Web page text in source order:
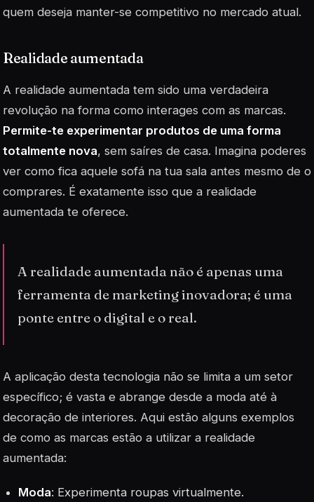
quem deseja manter-se competitivo no mercado atual.
Realidade aumentada
A realidade aumentada tem sido uma verdadeira
revolução na forma como interages com as marcas.
Permite-te experimentar produtos de uma forma
totalmente nova, sem saíres de casa. Imagina poderes
ver como fica aquele sofá na tua sala antes mesmo de o
comprares. É exatamente isso que a realidade
aumentada te oferece.
A realidade aumentada não é apenas uma
ferramenta de marketing inovadora; é uma
ponte entre o digital e o real.
A aplicação desta tecnologia não se limita a um setor
específico; é vasta e abrange desde a moda até à
decoração de interiores. Aqui estão alguns exemplos
de como as marcas estão a utilizar a realidade
aumentada:
Moda: Experimenta roupas virtualmente.